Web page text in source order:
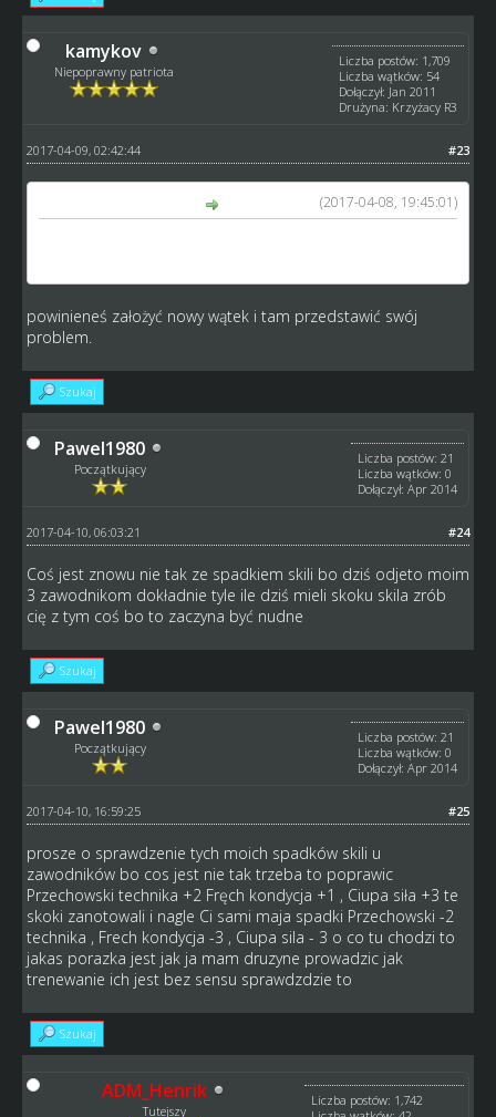
kamykov
Niepoprawny patriota
Liczba postów: 1,709
Liczba wątków: 54
Dołączył: Jan 2011
Drużyna: Krzyżacy R3
#23
2017-04-09, 02:42:44
(2017-04-08, 19:45:01)
powinieneś założyć nowy wątek i tam przedstawić swój
problem.
Szukaj
Pawel1980
Początkujący
Liczba postów: 21
Liczba wątków: 0
Dołączył: Apr 2014
#24
2017-04-10, 06:03:21
Coś jest znowu nie tak ze spadkiem skili bo dziś odjeto moim
3 zawodnikom dokładnie tyle ile dziś mieli skoku skila zrób
cię z tym coś bo to zaczyna być nudne
Szukaj
Pawel1980
Początkujący
Liczba postów: 21
Liczba wątków: 0
Dołączył: Apr 2014
#25
2017-04-10, 16:59:25
prosze o sprawdzenie tych moich spadków skili u
zawodników bo cos jest nie tak trzeba to poprawic
Przechowski technika +2 Fręch kondycja +1 , Ciupa siła +3 te
skoki zanotowali i nagle Ci sami maja spadki Przechowski -2
technika , Frech kondycja -3 , Ciupa sila - 3 o co tu chodzi to
jakas porazka jest jak ja mam druzyne prowadzic jak
trenewanie ich jest bez sensu sprawdzdzie to
Szukaj
ADM_Henrik
Tutejszy
Liczba postów: 1,742